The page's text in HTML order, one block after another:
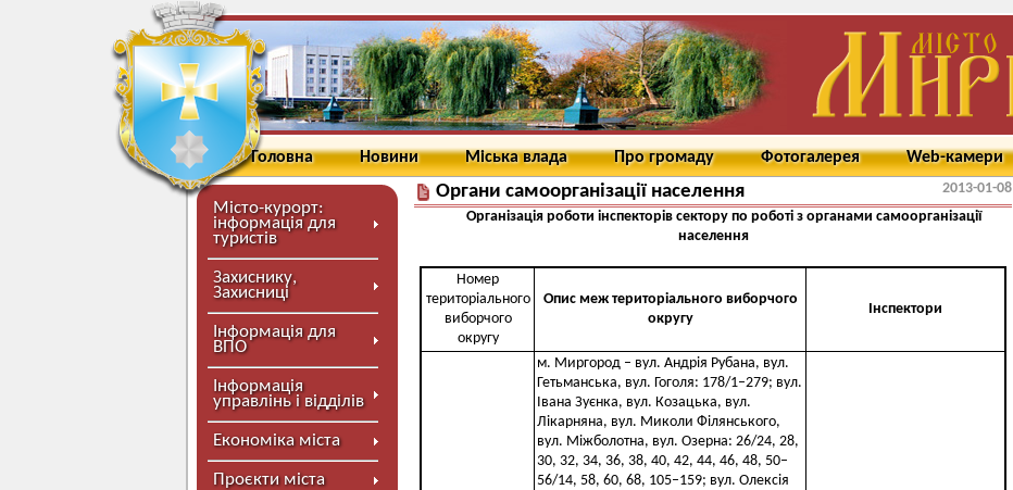
Головна Новини Міська влада Про громаду Фотогалерея Web-камери
Місто-курорт:
інформація для
туристів
Захиснику,
Захисниці
Інформація для
ВПО
Інформація
управлінь і відділів
Економіка міста
Проєкти міста
Органи самоорганізації населення
2013-01-08
Організація роботи інспекторів сектору по роботі з органами самоорганізації
населення
Номер
територіального
виборчого
округу
Опис меж територіального виборчого
округу
Інспектори
м. Миргород – вул. Андрія Рубана, вул.
Гетьманська, вул. Гоголя: 178/1–279; вул.
Івана Зуєнка, вул. Козацька, вул.
Лікарняна, вул. Миколи Філянського,
вул. Міжболотна, вул. Озерна: 26/24, 28,
30, 32, 34, 36, 38, 40, 42, 44, 46, 48, 50–
56/14, 58, 60, 68, 105–159; вул. Олексія